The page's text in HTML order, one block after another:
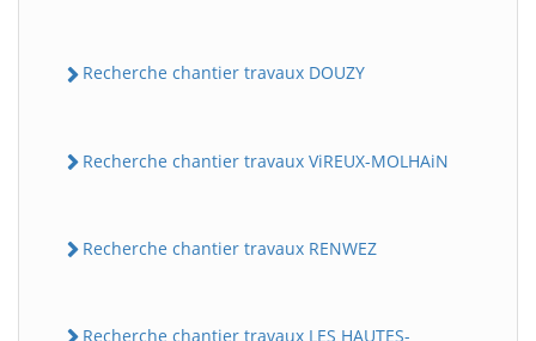
Recherche chantier travaux DOUZY
Recherche chantier travaux ViREUX-MOLHAiN
Recherche chantier travaux RENWEZ
Recherche chantier travaux LES HAUTES-